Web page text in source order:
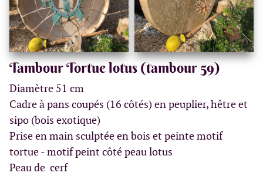
Tambour Tortue lotus (tambour 59)
Diamètre 51 cm
Cadre à pans coupés (16 côtés) en peuplier, hêtre et
sipo (bois exotique)
Prise en main sculptée en bois et peinte motif
tortue - motif peint côté peau lotus
Peau de cerf